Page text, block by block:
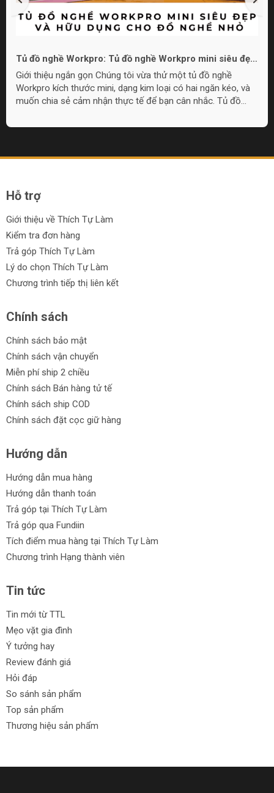
Tủ đồ nghề Workpro: Tủ đồ nghề Workpro mini siêu đẹp
và hữu dụng cho đồ nghề nhỏ
Giới thiệu ngắn gọn Chúng tôi vừa thử một tủ đồ nghề
Workpro kích thước mini, dạng kim loại có hai ngăn kéo, và
muốn chia sẻ cảm nhận thực tế để bạn cân nhắc. Tủ đồ
nghề nhỏ gọn, làm quà tặng, hoặc đặt trong góc làm việc khi
Hỗ trợ
Giới thiệu về Thích Tự Làm
Kiểm tra đơn hàng
Trả góp Thích Tự Làm
Lý do chọn Thích Tự Làm
Chương trình tiếp thị liên kết
Chính sách
Chính sách bảo mật
Chính sách vận chuyển
Miễn phí ship 2 chiều
Chính sách Bán hàng tử tế
Chính sách ship COD
Chính sách đặt cọc giữ hàng
Hướng dẫn
Hướng dẫn mua hàng
Hướng dẫn thanh toán
Trả góp tại Thích Tự Làm
Trả góp qua Fundiin
Tích điểm mua hàng tại Thích Tự Làm
Chương trình Hạng thành viên
Tin tức
Tin mới từ TTL
Mẹo vặt gia đình
Ý tưởng hay
Review đánh giá
Hỏi đáp
So sánh sản phẩm
Top sản phẩm
Thương hiệu sản phẩm